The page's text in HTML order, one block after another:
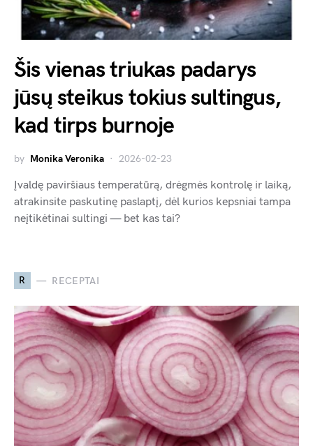
Šis vienas triukas padarys
jūsų steikus tokius sultingus,
kad tirps burnoje
by Monika Veronika 2026-02-23
Įvaldę paviršiaus temperatūrą, drėgmės kontrolę ir laiką,
atrakinsite paskutinę paslaptį, dėl kurios kepsniai tampa
neįtikėtinai sultingi — bet kas tai?
R RECEPTAI